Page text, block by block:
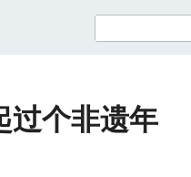
过个非遗年